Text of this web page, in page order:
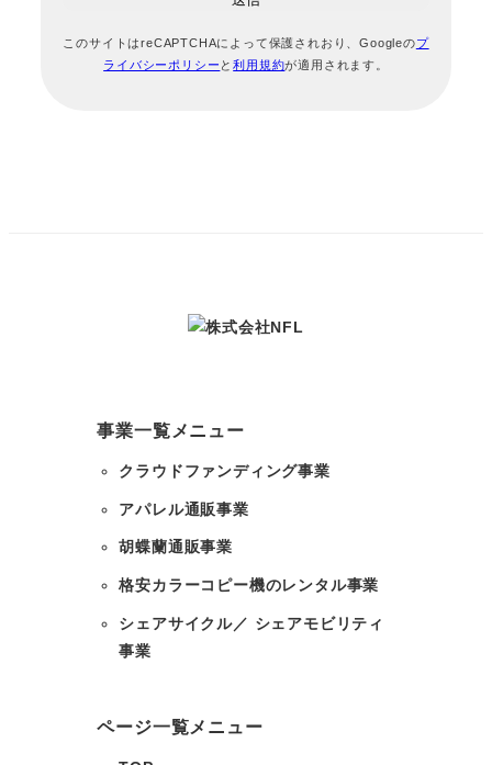
このサイトはreCAPTCHAによって保護されおり、Googleのプ
ライバシーポリシー と利用規約が適用されます。
事業一覧メニュー
クラウドファンディング事業
アパレル通販事業
胡蝶蘭通販事業
格安カラーコピー機のレンタル事業
シェアサイクル／ シェアモビリティ
事業
ページ一覧メニュー